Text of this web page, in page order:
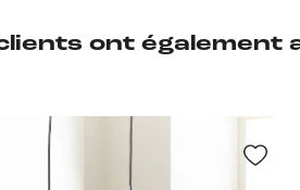
ont également